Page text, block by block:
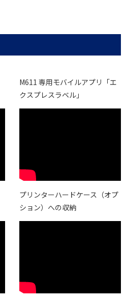
M611 専用モバイルアプリ「エ
クスプレスラベル」
プリンターハードケース（オプ
ション）への収納